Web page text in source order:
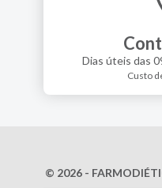
Dias úteis das
Custo
© 2026 -